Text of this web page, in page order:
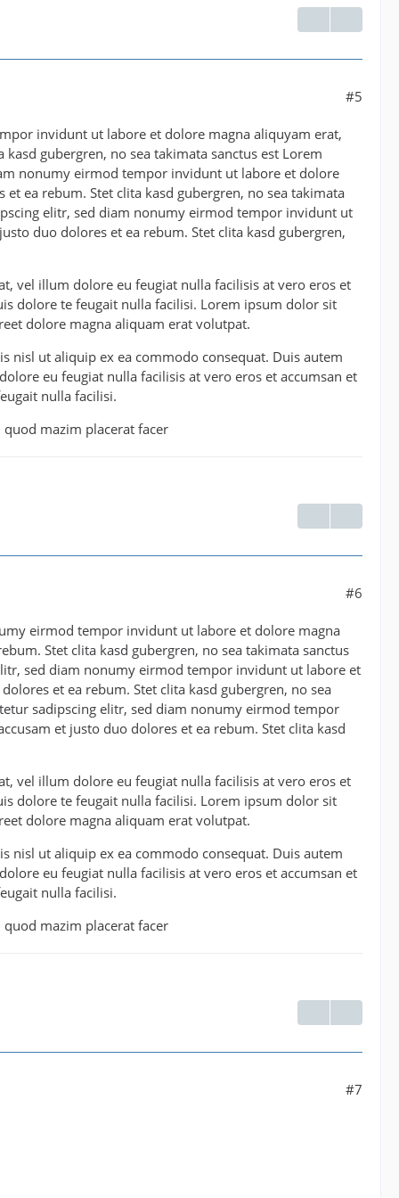
#5
invidunt ut labore et dolore magna aliquyam erat,
gubergren, no sea takimata sanctus est Lorem
nonumy eirmod tempor invidunt ut labore et dolore
ea rebum. Stet clita kasd gubergren, no sea takimata
elitr, sed diam nonumy eirmod tempor invidunt ut
duo dolores et ea rebum. Stet clita kasd gubergren,
vel illum dolore eu feugiat nulla facilisis at vero eros et
dolore te feugait nulla facilisi. Lorem ipsum dolor sit
dolore magna aliquam erat volutpat.
ut aliquip ex ea commodo consequat. Duis autem
eu feugiat nulla facilisis at vero eros et accumsan et
nulla facilisi.
mazim placerat facer
#6
eirmod tempor invidunt ut labore et dolore magna
Stet clita kasd gubergren, no sea takimata sanctus
sed diam nonumy eirmod tempor invidunt ut labore et
et ea rebum. Stet clita kasd gubergren, no sea
sadipscing elitr, sed diam nonumy eirmod tempor
et justo duo dolores et ea rebum. Stet clita kasd
vel illum dolore eu feugiat nulla facilisis at vero eros et
dolore te feugait nulla facilisi. Lorem ipsum dolor sit
dolore magna aliquam erat volutpat.
ut aliquip ex ea commodo consequat. Duis autem
eu feugiat nulla facilisis at vero eros et accumsan et
nulla facilisi.
mazim placerat facer
#7